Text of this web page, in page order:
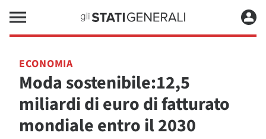
ECONOMIA
Moda sostenibile:12,5
miliardi di euro di fatturato
mondiale entro il 2030